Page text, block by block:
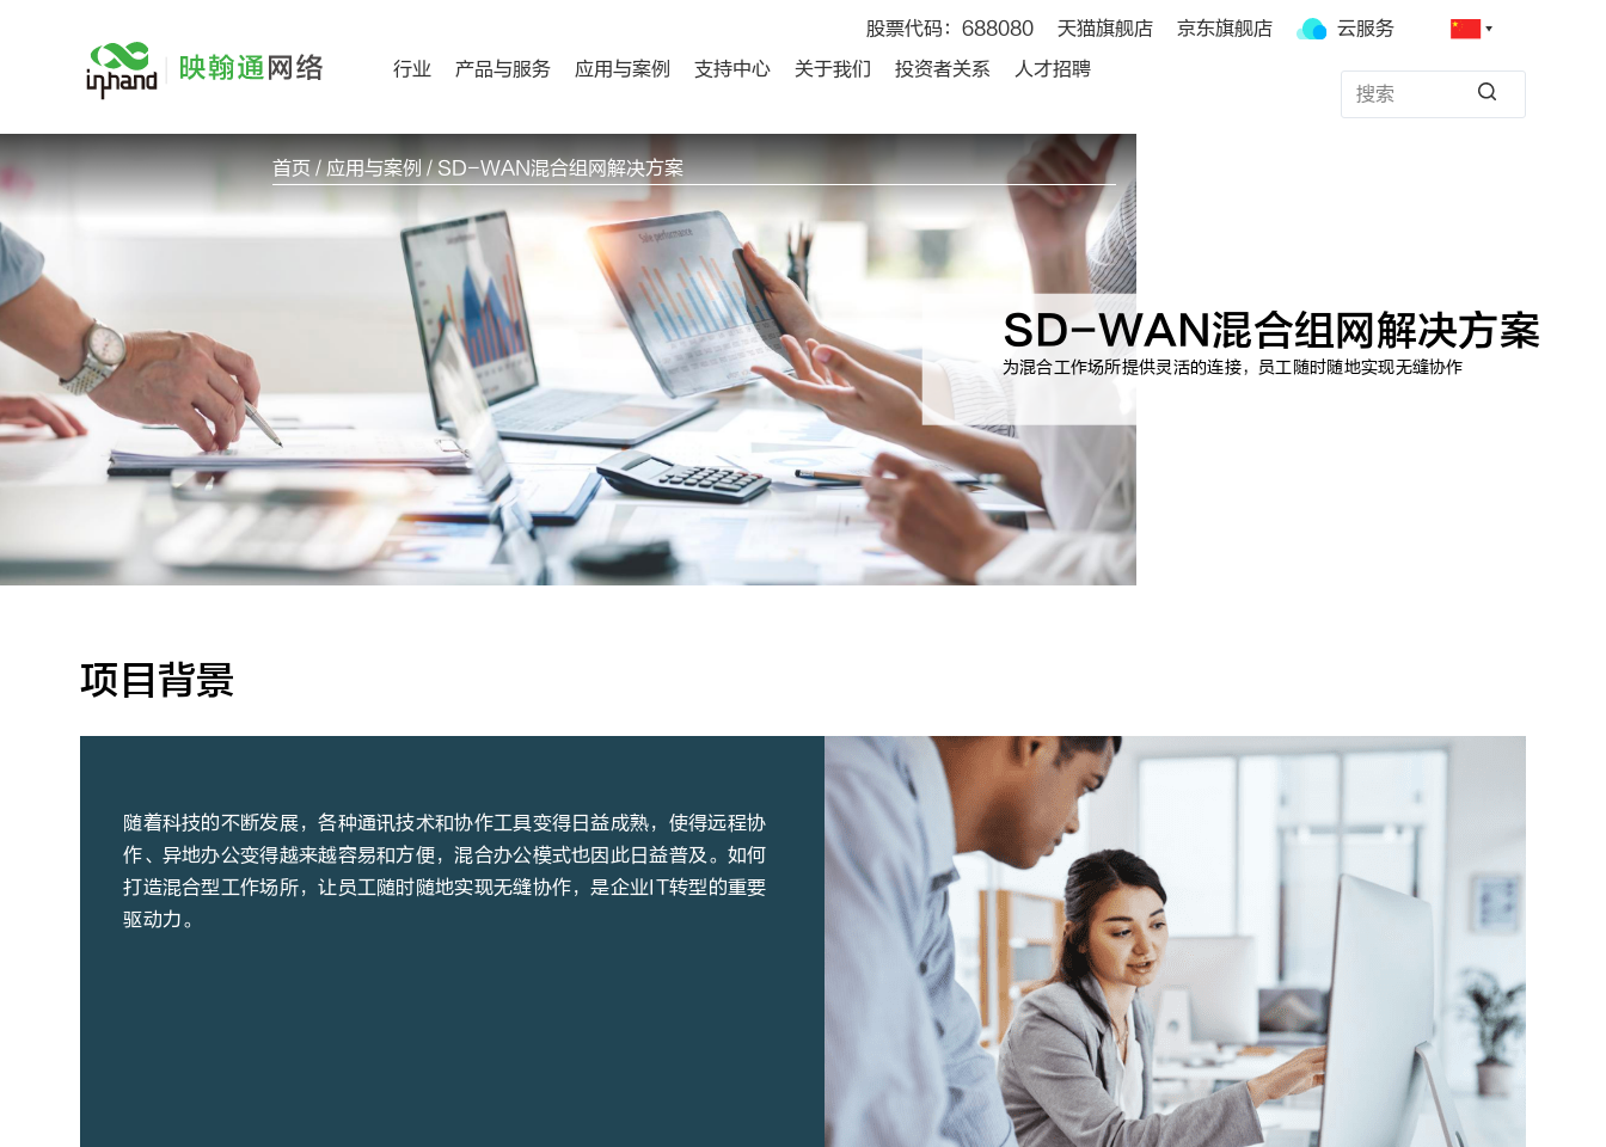
股票代码：688080 天猫旗舰店 京东旗舰店
云服务
行业
产品与服务 应用与案例 支持中心 关于我们 投资者关系 人才招聘
SD-WAN混合组网解决方案
为混合工作场所提供灵活的连接，员工随时随地实现无缝协作
首页/应用与案例/ SD-WAN混合组网解决方案
项目背景
随着科技的不断发展，各种通讯技术和协作工具变得日益成熟，使得远程协
作、异地办公变得越来越容易和方便，混合办公模式也因此日益普及。如何
打造混合型工作场所，让员工随时随地实现无缝协作，是企业IT转型的重要
驱动力。